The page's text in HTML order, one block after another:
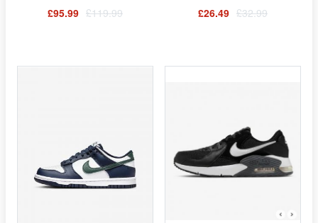
£95.99 £119.99 £26.49 £32.99